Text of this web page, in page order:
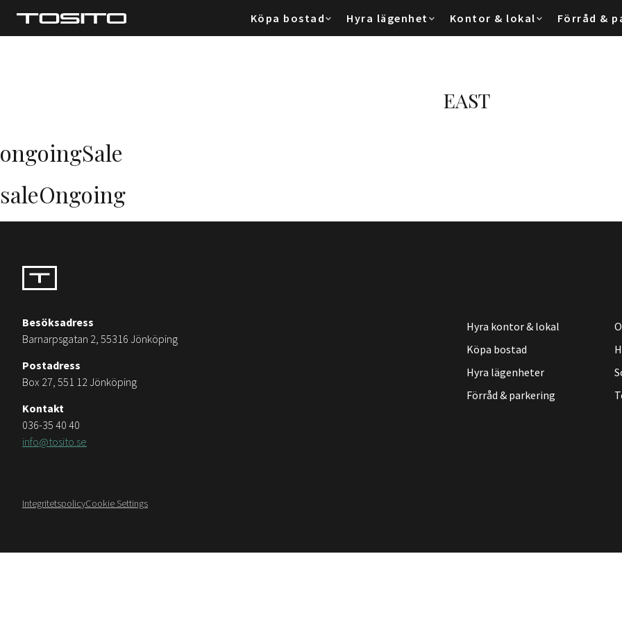
Köpa bostad Hyra lägenhet Kontor & lokal Förråd &
EAST
ongoingSale
saleOngoing
Besöksadress
Barnarpsgatan 2, 55316 Jönköping
Postadress
Box 27, 551 12 Jönköping
Kontakt
036-35 40 40
info@tosito.se
Hyra kontor & lokal
Köpa bostad
Hyra lägenheter
Förråd & parkering
IntegritetspolicyCookie Settings